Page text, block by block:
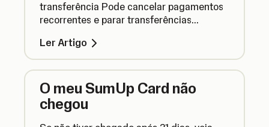
transferência Pode cancelar pagamentos
recorrentes e parar transferências
sua Conta Comercial.
Ler Artigo
O meu SumUp Card não
chegou